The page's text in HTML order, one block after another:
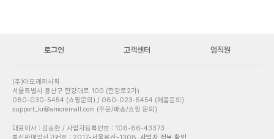
로그인 고객센터 임직원
(주)아모레퍼시픽
서울특별시 용산구 한강대로 100 (한강로2가)
080-030-5454 (쇼핑문의) / 080-023-5454 (제품문의)
support_kr@amoremall.com (주문/배송/쇼핑 문의)
대표이사 : 김승환 / 사업자등록번호 : 106-86-43373